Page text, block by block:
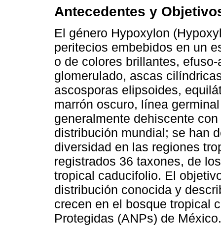
Antecedentes y
El género Hypoxylon
peritecios embebidos en un
o de colores brillantes,
glomerulado, ascas
ascosporas elipsoides,
marrón oscuro, línea
generalmente dehiscente
distribución mundial; se han
diversidad en las regiones
registrados 36 taxones, de
tropical caducifolio. El
distribución conocida y
crecen en el bosque tropical
Protegidas (ANPs) de México.